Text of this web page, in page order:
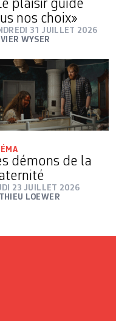
plaisir guide
nos choix»
31 JUILLET 2026
WYSER
démons de la
23 JUILLET 2026
LOEWER